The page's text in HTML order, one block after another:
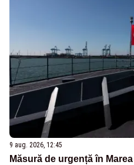
9 aug. 2026, 12:45
Măsură de urgență în